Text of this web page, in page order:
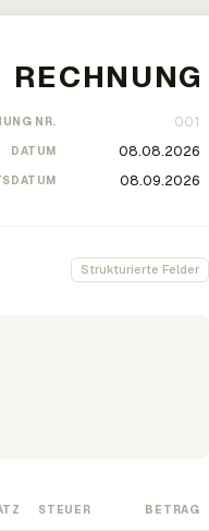
NR.
DATUM
Strukturierte Felder
STEUER BETRAG